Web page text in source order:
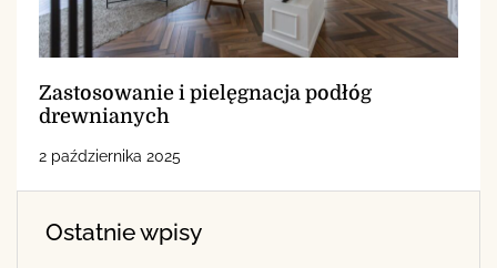
Zastosowanie i pielęgnacja podłóg
drewnianych
2 października 2025
Ostatnie wpisy